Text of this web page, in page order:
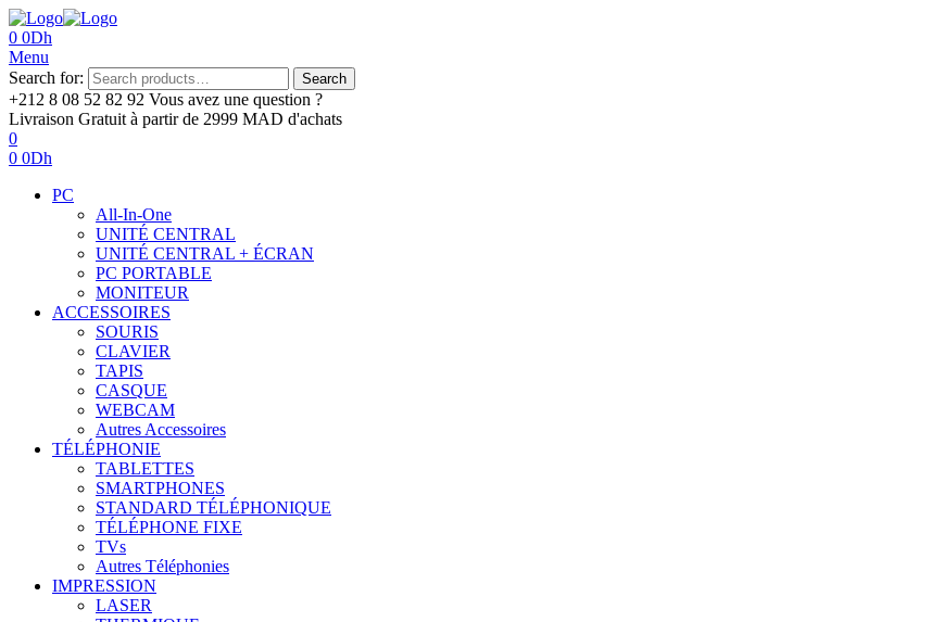
0 0Dh
Menu
Search for:
Search
+212 8 08 52 82 92‬ Vous avez une question ?
Livraison Gratuit à partir de 2999 MAD d'achats
0
0 0Dh
PC
All-In-One
UNITÉ CENTRAL
UNITÉ CENTRAL + ÉCRAN
PC PORTABLE
MONITEUR
ACCESSOIRES
SOURIS
CLAVIER
TAPIS
CASQUE
WEBCAM
Autres Accessoires
TÉLÉPHONIE
TABLETTES
SMARTPHONES
STANDARD TÉLÉPHONIQUE
TÉLÉPHONE FIXE
TVs
Autres Téléphonies
IMPRESSION
LASER